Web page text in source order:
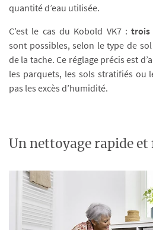
quantité d’eau utilisée.
C’est le cas du Kobold VK7 : trois
sont possibles, selon le type de
de la tache. Ce réglage précis est
les parquets, les sols stratifiés ou
pas les excès d’humidité.
Un nettoyage rapide et